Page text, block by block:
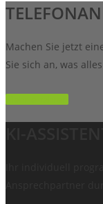
Machen Sie jetzt
Sie sich an, was